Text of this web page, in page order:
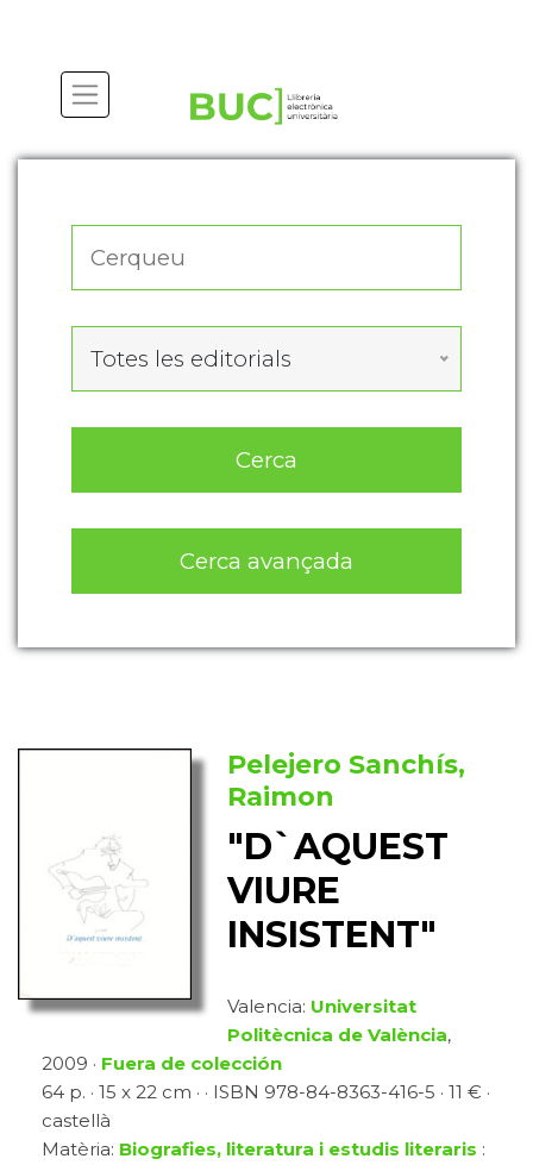
Totes les editorials
Cerca
Cerca avançada
Pelejero Sanchís,
Raimon
"D`AQUEST
VIURE
INSISTENT"
Valencia: Universitat
Politècnica de València,
2009 · Fuera de colección
64 p. · 15 x 22 cm · · ISBN 978-84-8363-416-5 · 11 € ·
castellà
Matèria: Biografies, literatura i estudis literaris :